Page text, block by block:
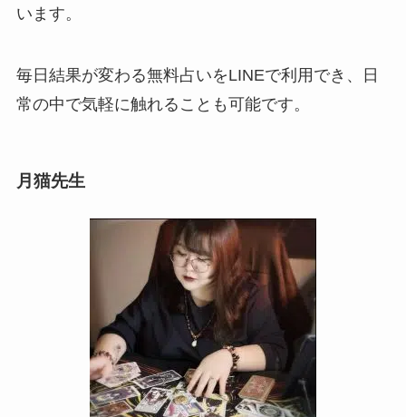
います。
毎日結果が変わる無料占いをLINEで利用でき、日
常の中で気軽に触れることも可能です。
月猫先生